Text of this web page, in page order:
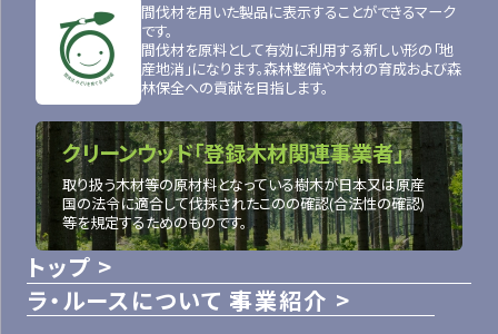
トップ
ラ・ルースについて 事業紹介
間伐材を用いた製品に表示することができるマーク
です。
間伐材を原料として有効に利用する新しい形の「地
産地消」になります。森林整備や木材の育成および森
林保全への貢献を目指します。
クリーンウッド「登録木材関連事業者」
取り扱う木材等の原材料となっている樹木が日本又は原産
国の法令に適合して伐採されたこのの確認(合法性の確認)
等を規定するためのものです。